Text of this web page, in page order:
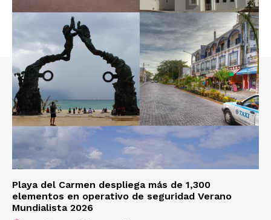
Playa del Carmen despliega más de 1,300
elementos en operativo de seguridad Verano
Mundialista 2026